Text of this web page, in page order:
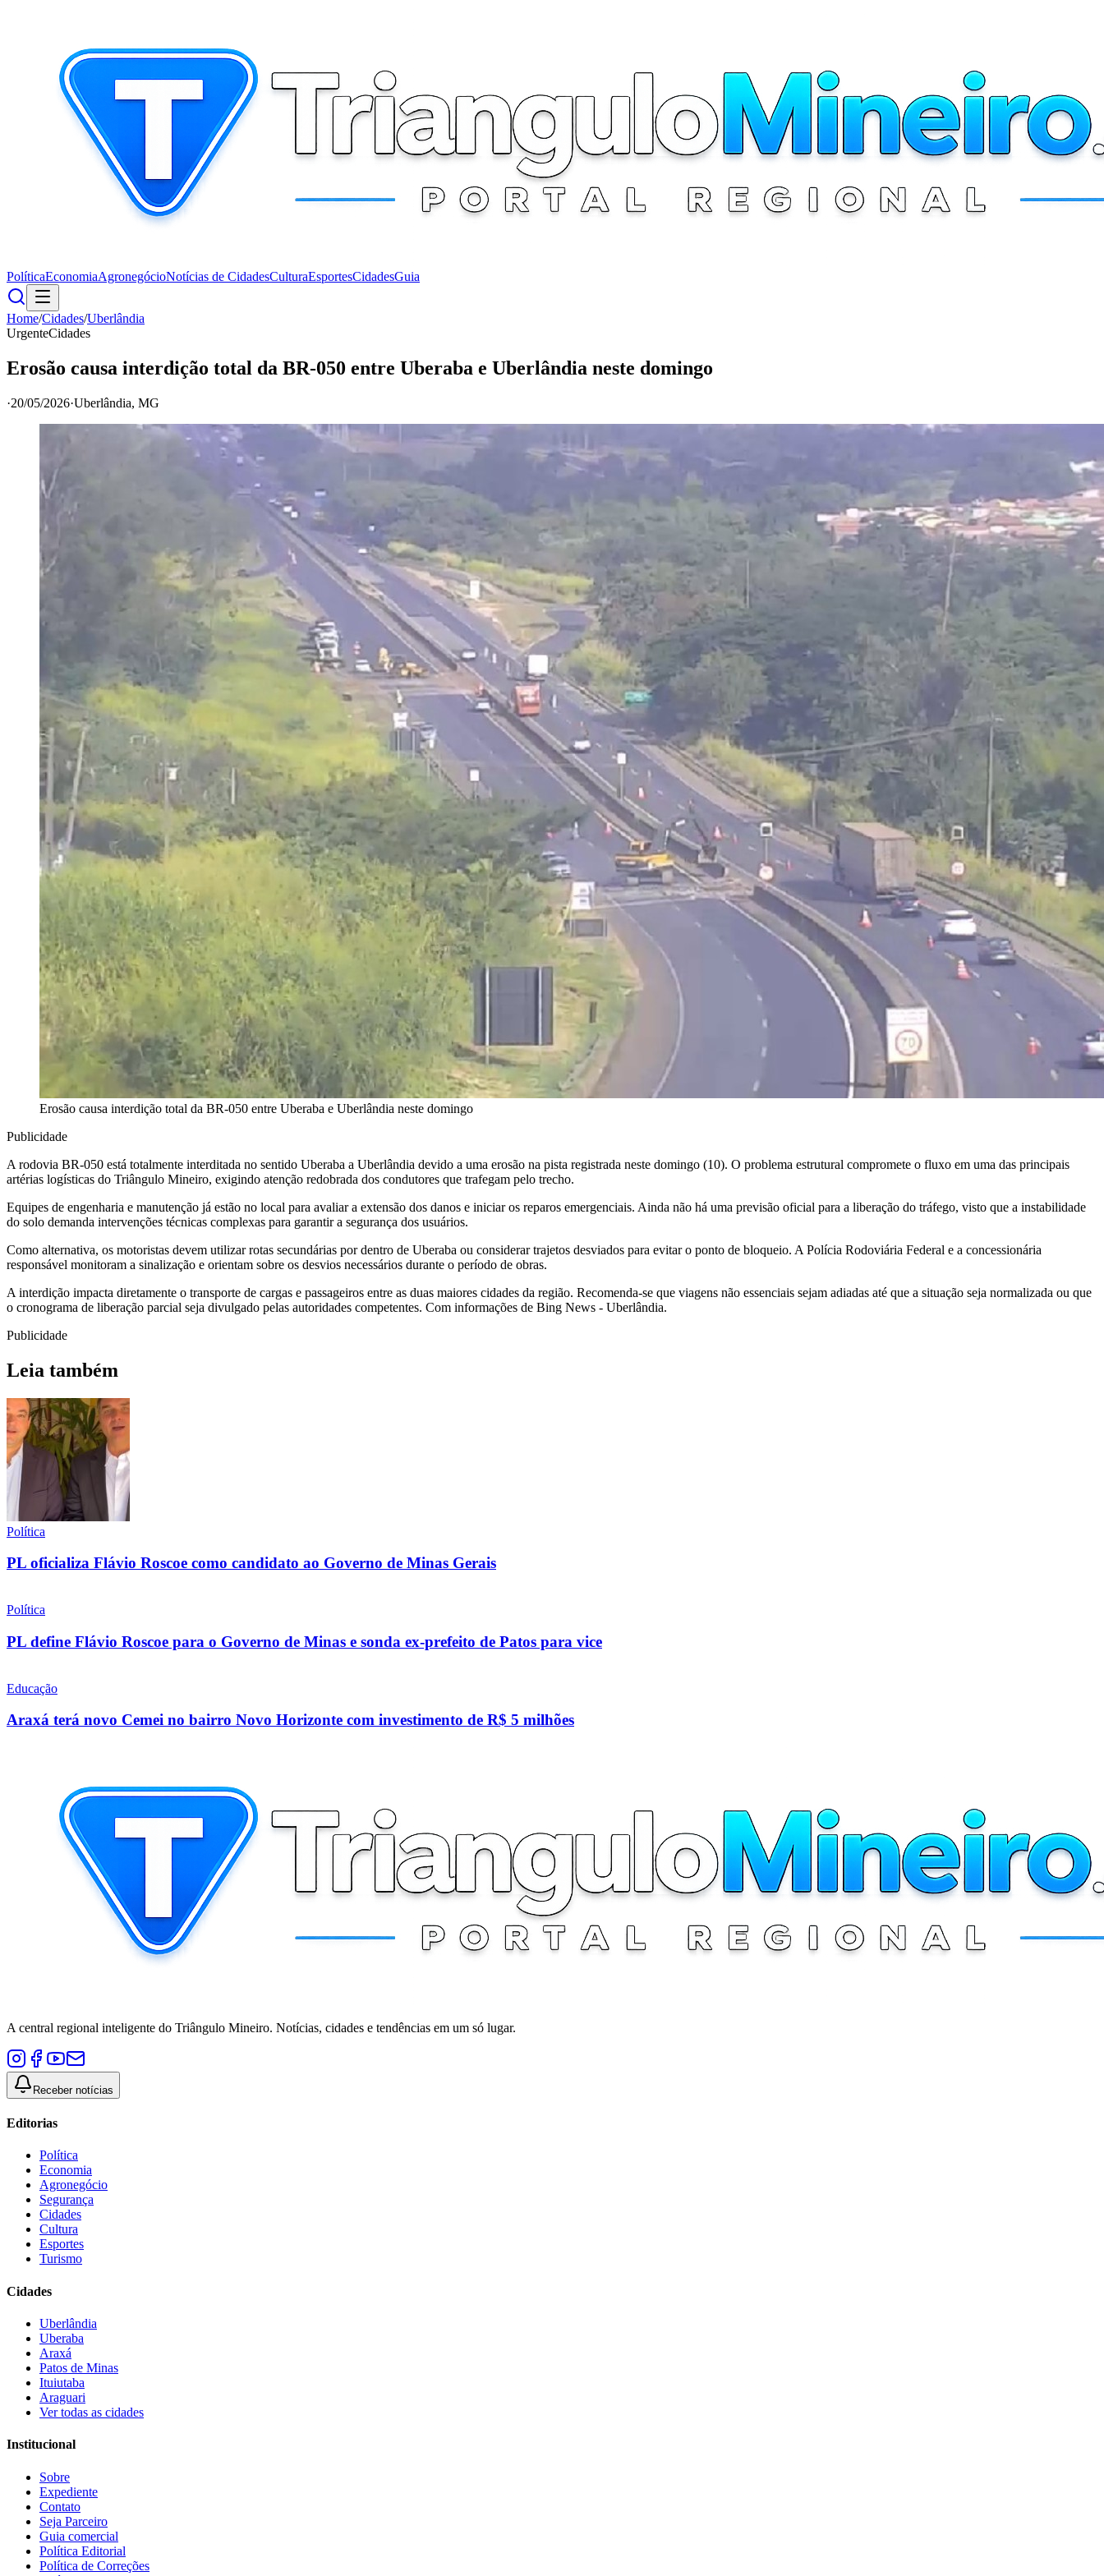
PolíticaEconomiaAgronegócioNotícias de CidadesCulturaEsportesCidadesGuia
Home/Cidades/Uberlândia
UrgenteCidades
Erosão causa interdição total da BR-050 entre Uberaba e Uberlândia neste domingo
·20/05/2026·Uberlândia, MG
Erosão causa interdição total da BR-050 entre Uberaba e Uberlândia neste domingo
Publicidade
A rodovia BR-050 está totalmente interditada no sentido Uberaba a Uberlândia devido a uma erosão na pista registrada neste domingo (10). O problema estrutural compromete o fluxo em uma das principais
artérias logísticas do Triângulo Mineiro, exigindo atenção redobrada dos condutores que trafegam pelo trecho.
Equipes de engenharia e manutenção já estão no local para avaliar a extensão dos danos e iniciar os reparos emergenciais. Ainda não há uma previsão oficial para a liberação do tráfego, visto que a instabilidade
do solo demanda intervenções técnicas complexas para garantir a segurança dos usuários.
Como alternativa, os motoristas devem utilizar rotas secundárias por dentro de Uberaba ou considerar trajetos desviados para evitar o ponto de bloqueio. A Polícia Rodoviária Federal e a concessionária
responsável monitoram a sinalização e orientam sobre os desvios necessários durante o período de obras.
A interdição impacta diretamente o transporte de cargas e passageiros entre as duas maiores cidades da região. Recomenda-se que viagens não essenciais sejam adiadas até que a situação seja normalizada ou que
o cronograma de liberação parcial seja divulgado pelas autoridades competentes. Com informações de Bing News - Uberlândia.
Publicidade
Leia também
Política
PL oficializa Flávio Roscoe como candidato ao Governo de Minas Gerais
Política
PL define Flávio Roscoe para o Governo de Minas e sonda ex-prefeito de Patos para vice
Educação
Araxá terá novo Cemei no bairro Novo Horizonte com investimento de R$ 5 milhões
A central regional inteligente do Triângulo Mineiro. Notícias, cidades e tendências em um só lugar.
Receber notícias
Editorias
Política
Economia
Agronegócio
Segurança
Cidades
Cultura
Esportes
Turismo
Cidades
Uberlândia
Uberaba
Araxá
Patos de Minas
Ituiutaba
Araguari
Ver todas as cidades
Institucional
Sobre
Expediente
Contato
Seja Parceiro
Guia comercial
Política Editorial
Política de Correções